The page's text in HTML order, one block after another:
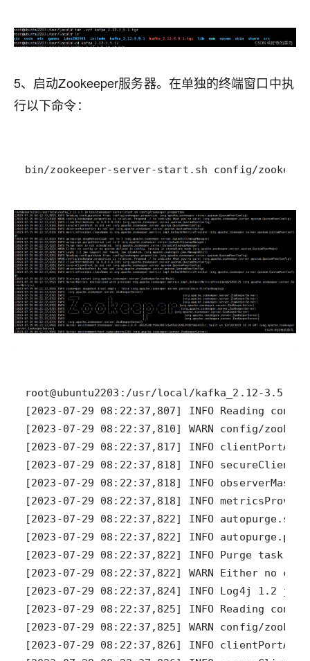
5、启动Zookeeper服务器。在单独的终端窗口中执
行以下命令：
bin/zookeeper-server-start.sh config/